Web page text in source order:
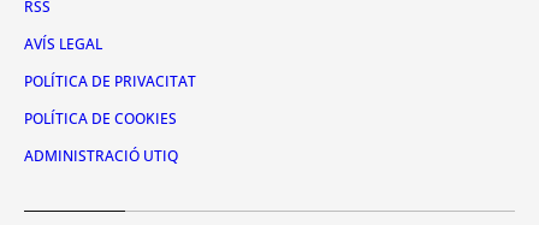
RSS
AVÍS LEGAL
POLÍTICA DE PRIVACITAT
POLÍTICA DE COOKIES
ADMINISTRACIÓ UTIQ